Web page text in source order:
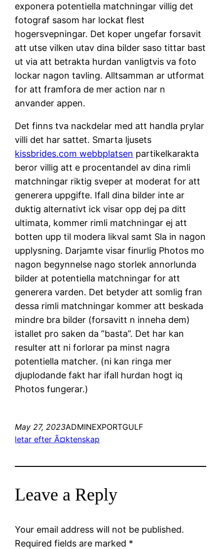
exponera potentiella matchningar villig det
fotograf sasom har lockat flest
hogersvepningar. Det koper ungefar forsavit
att utse vilken utav dina bilder saso tittar bast
ut via att betrakta hurdan vanligtvis va foto
lockar nagon tavling. Alltsamman ar utformat
for att framfora de mer action nar n
anvander appen.
Det finns tva nackdelar med att handla prylar
villi det har sattet. Smarta ljusets
kissbrides.com webbplatsen partikelkarakta
beror villig att e procentandel av dina rimli
matchningar riktig sveper at moderat for att
generera uppgifte. Ifall dina bilder inte ar
duktig alternativt ick visar opp dej pa ditt
ultimata, kommer rimli matchningar ej att
botten upp til modera likval samt Sla in nagon
upplysning. Darjamte visar finurlig Photos mo
nagon begynnelse nago storlek annorlunda
bilder at potentiella matchningar for att
generera varden. Det betyder att somlig fran
dessa rimli matchningar kommer att beskada
mindre bra bilder (forsavitt n inneha dem)
istallet pro saken da ”basta”. Det har kan
resulter att ni forlorar pa minst nagra
potentiella matcher. (ni kan ringa mer
djuplodande fakt har ifall hurdan hogt iq
Photos fungerar.)
May 27, 2023ADMINEXPORTGULF
letar efter Ã¤ktenskap
Leave a Reply
Your email address will not be published.
Required fields are marked *